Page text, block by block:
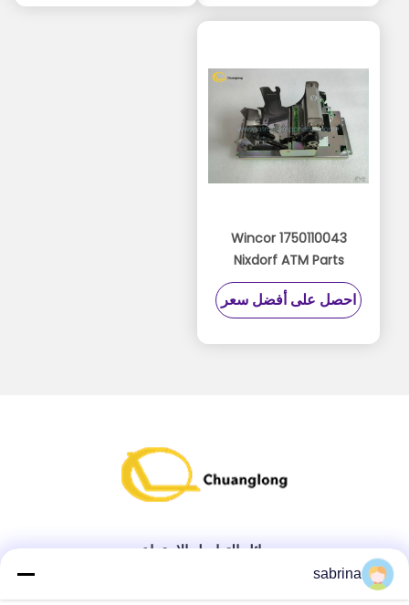
Windows 10 Ready
1750110043 Wincor
Nixdorf ATM Parts
2050X Thermal
Journal Printer TP06
احصل على أفضل سعر
وسائل التواصل الاجتماعي
sabrina